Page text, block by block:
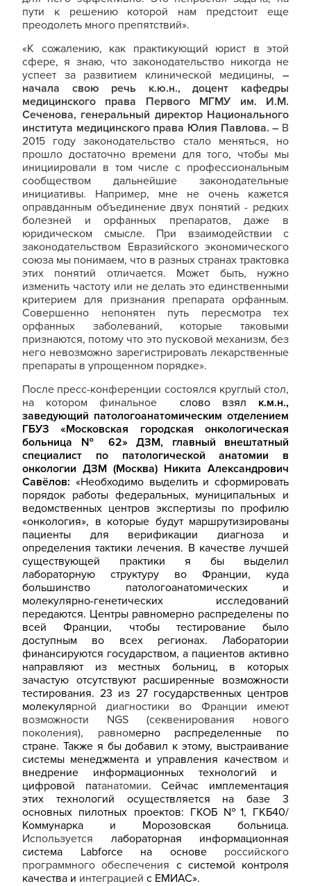
пути к решению которой нам предстоит еще
преодолеть много препятствий».
«К сожалению, как практикующий юрист в этой
сфере, я знаю, что законодательство никогда не
успеет за развитием клинической медицины, –
начала свою речь к.ю.н., доцент кафедры
медицинского права Первого МГМУ им. И.М.
Сеченова, генеральный директор Национального
института медицинского права Юлия Павлова. – В
2015 году законодательство стало меняться, но
прошло достаточно времени для того, чтобы мы
инициировали в том числе с профессиональным
сообществом дальнейшие законодательные
инициативы. Например, мне не очень кажется
оправданным объединение двух понятий - редких
болезней и орфанных препаратов, даже в
юридическом смысле. При взаимодействии с
законодательством Евразийского экономического
союза мы понимаем, что в разных странах трактовка
этих понятий отличается. Может быть, нужно
изменить частоту или не делать это единственными
критерием для признания препарата орфанным.
Совершенно непонятен путь пересмотра тех
орфанных заболеваний, которые таковыми
признаются, потому что это пусковой механизм, без
него невозможно зарегистрировать лекарственные
препараты в упрощенном порядке».
После пресс-конференции состоялся круглый стол,
на котором финальное
слово взял к.м.н.,
заведующий патологоанатомическим отделением
ГБУЗ «Московская городская онкологическая
больница № 62» ДЗМ, главный внештатный
специалист по патологической анатомии в
онкологии ДЗМ (Москва) Никита Александрович
Савёлов: «Необходимо выделить и сформировать
порядок работы федеральных, муниципальных и
ведомственных центров экспертизы по профилю
«онкология», в которые будут маршрутизированы
пациенты для верификации диагноза и
определения тактики лечения. В качестве лучшей
существующей практики я бы выделил
лабораторную структуру во Франции, куда
большинство патологоанатомических и
молекулярно-генетических исследований
передаются. Центры равномерно распределены по
всей Франции, чтобы тестирование было
доступным во всех регионах. Лаборатории
финансируются государством, а пациентов активно
направляют из местных больниц, в которых
зачастую отсутствуют расширенные возможности
тестирования. 23 из 27 государственных центров
молекулярной диагностики во Франции имеют
возможности NGS (секвенирования нового
поколения), равномерно распределенные по
стране. Также я бы добавил к этому, выстраивание
системы менеджмента и управления качеством и
внедрение информационных технологий и
цифровой патанатомии. Сейчас имплементация
этих технологий осуществляется на базе 3
основных пилотных проектов: ГКОБ №1, ГКБ40/
Коммунарка и Морозовская больница.
Используется лабораторная информационная
система Labforce на основероссийского
программного обеспечения c системой контроля
качества и интеграцией с ЕМИАС».